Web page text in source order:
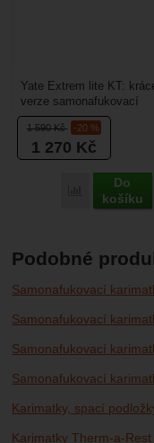
1 590Kč -20 %
1 270 Kč
Porovnat
Do
košíku
Yate Extrem lite KT:
verze samonafukovací
karimatky kterou
pod záda, chrání tak...
Podobné
Samonafukovací
Samonafukovací
Samonafukovací
Samonafukovací
Karimatky, spací
Karimatky Therm-a-Rest